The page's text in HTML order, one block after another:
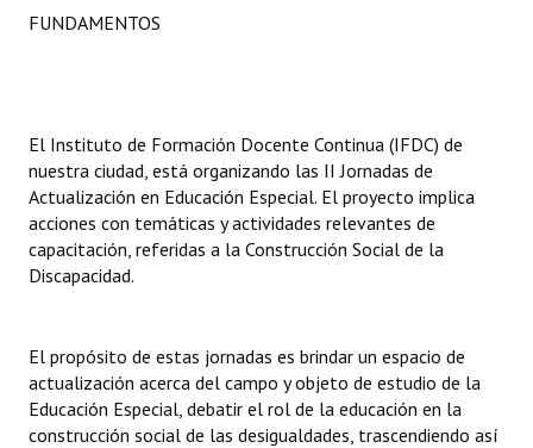
Comunicaciones
Resoluciones de Presidencia
INSTITUCIONAL
Antiguos Pobladores
Registros y Distinciones
Datos Históricos
FUNDAMENTOS
El Instituto de Formación Docente Continua (IFDC) de
nuestra ciudad, está organizando las II Jornadas de
Actualización en Educación Especial. El proyecto implica
acciones con temáticas y actividades relevantes de
capacitación, referidas a la Construcción Social de la
Discapacidad.
El propósito de estas jornadas es brindar un espacio de
actualización acerca del campo y objeto de estudio de la
Educación Especial, debatir el rol de la educación en la
construcción social de las desigualdades, trascendiendo así